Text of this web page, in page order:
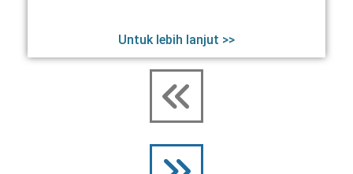
Untuk lebih lanjut >>